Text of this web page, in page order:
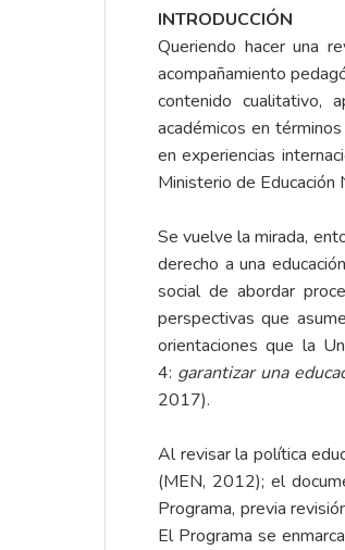
INTRODUCCIÓN
Queriendo hacer una
acompañamiento
contenido cualitativo,
académicos en
en experiencias
Ministerio de Educación
Se vuelve la mirada,
derecho a una
social de abordar
perspectivas que
orientaciones que la
4: garantizar una
2017).
Al revisar la política
(MEN, 2012); el
Programa, previa
El Programa se